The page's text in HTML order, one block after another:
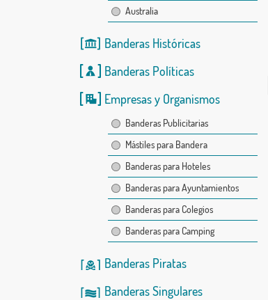
Australia
Banderas Históricas
Banderas Políticas
Empresas y Organismos
Banderas Publicitarias
Mástiles para Bandera
Banderas para Hoteles
Banderas para Ayuntamientos
Banderas para Colegios
Banderas para Camping
Banderas Piratas
Banderas Singulares